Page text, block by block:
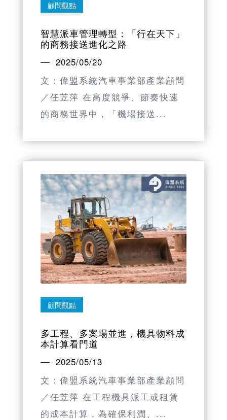
顧問觀點
智慧派車管理轉型：「行在天下」
的商務接送進化之路
2025/05/20
文：偉盟系統汽車事業部產業顧問
／任苙萍 在高度競爭、節奏快速
的商務世界中，「機場接送...
顧問觀點
多工程、多案場並進，機具物料成
本計算看門道
2025/05/13
文：偉盟系統汽車事業部產業顧問
／任苙萍 在工程機具派工或租賃
的成本計算，為確保利潤、...